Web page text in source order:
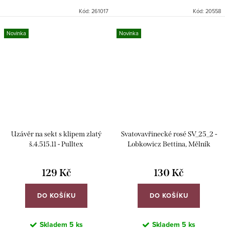
Kód: 261017 Kód: 20558
Novinka
Uzávěr na sekt s klipem zlatý
š.4.515.11 - Pulltex
129 Kč
DO KOŠÍKU
Skladem 5 ks
Novinka
Svatovavřinecké rosé SV_25_2 -
Lobkowicz Bettina, Mělník
130 Kč
DO KOŠÍKU
Skladem 5 ks